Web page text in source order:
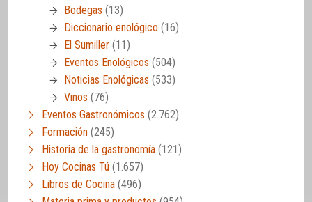
Bodegas (13)
Diccionario enológico (16)
El Sumiller (11)
Eventos Enológicos (504)
Noticias Enológicas (533)
Vinos (76)
Eventos Gastronómicos (2.762)
Formación (245)
Historia de la gastronomía (121)
Hoy Cocinas Tú (1.657)
Libros de Cocina (496)